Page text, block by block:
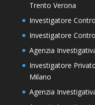
Trento Verona
Investigatore
Investigatore
Agenzia
Investigatore
Milano
Agenzia